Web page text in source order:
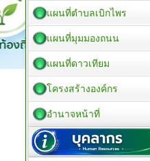
แผนที่ตำบลเบิกไพร
แผนที่มุมมองถนน
แผนที่ดาวเทียม
โครงสร้างองค์กร
อำนาจหน้าที่